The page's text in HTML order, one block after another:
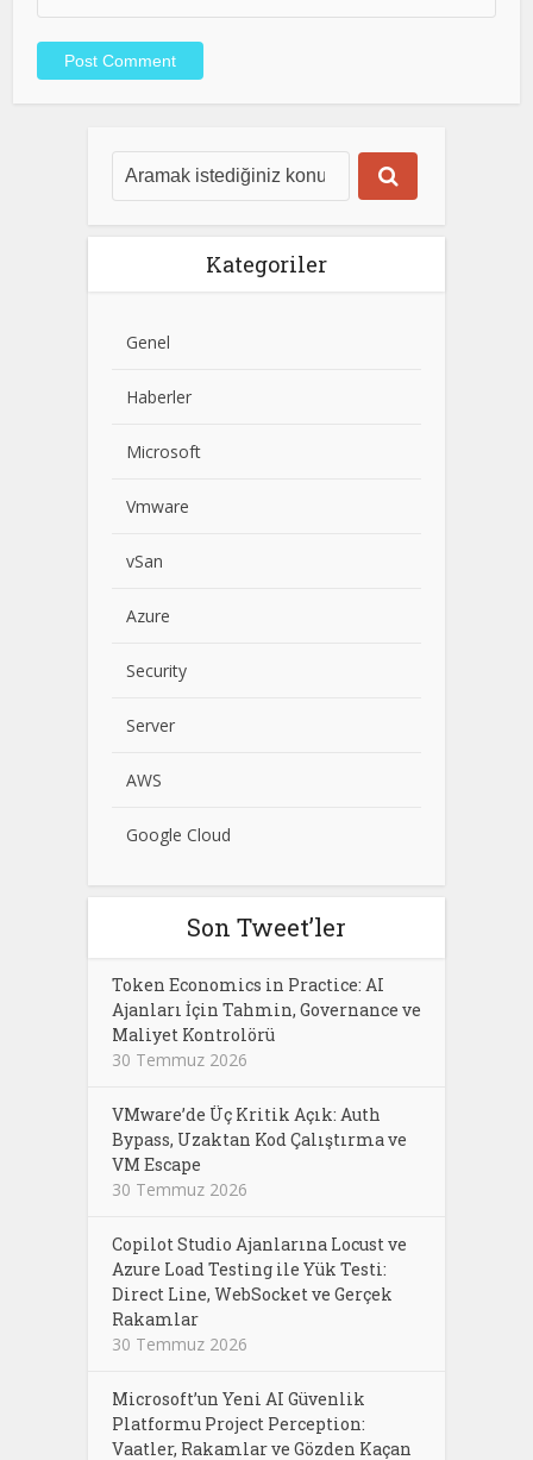
Kategoriler
Genel
Haberler
Microsoft
Vmware
vSan
Azure
Security
Server
AWS
Google Cloud
Son Tweet’ler
Token Economics in Practice: AI
Ajanları İçin Tahmin, Governance ve
Maliyet Kontrolörü
30 Temmuz 2026
VMware’de Üç Kritik Açık: Auth
Bypass, Uzaktan Kod Çalıştırma ve
VM Escape
30 Temmuz 2026
Copilot Studio Ajanlarına Locust ve
Azure Load Testing ile Yük Testi:
Direct Line, WebSocket ve Gerçek
Rakamlar
30 Temmuz 2026
Microsoft’un Yeni AI Güvenlik
Platformu Project Perception:
Vaatler, Rakamlar ve Gözden Kaçan